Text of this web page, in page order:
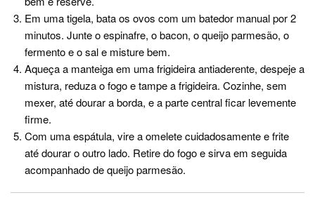
Em uma tigela, bata os ovos com um batedor manual por 2
minutos. Junte o espinafre, o bacon, o queijo parmesão, o
fermento e o sal e misture bem.
Aqueça a manteiga em uma frigideira antiaderente, despeje a
mistura, reduza o fogo e tampe a frigideira. Cozinhe, sem
mexer, até dourar a borda, e a parte central ficar levemente
firme.
Com uma espátula, vire a omelete cuidadosamente e frite
até dourar o outro lado. Retire do fogo e sirva em seguida
acompanhado de queijo parmesão.